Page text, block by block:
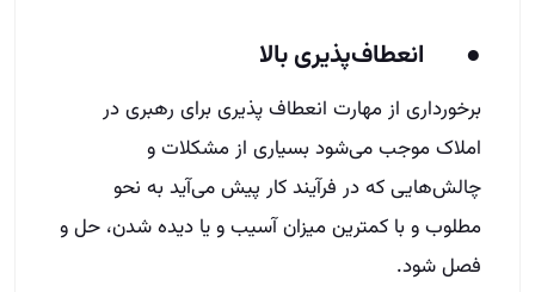
● انعطاف‌پذیری بالا
برخورداری از مهارت انعطاف پذیری برای رهبری در
املاک موجب می‌شود بسیاری از مشکلات و
چالش‌هایی که در فرآیند کار پیش می‌آید به نحو
مطلوب و با کمترین میزان آسیب و یا دیده شدن، حل و
فصل شود.